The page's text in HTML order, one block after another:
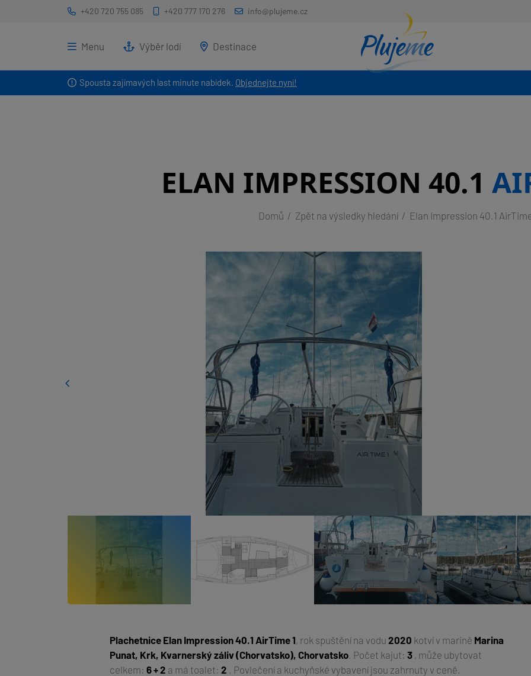
Spousta zajímavých last minute nabídek. Objednejte nyní!
+420 720 755 085 +420 777 170 276 info@plujeme.cz
Menu Výběr lodí Destinace
ELAN IMPRESSION 40.1
Domů Zpět na výsledky hledání Elan Impression 40.1
Plachetnice Elan Impression 40.1 AirTime 1, rok spuštění na vodu2020 kotví v marině Marina
Punat, Krk, Kvarnerský záliv (Chorvatsko), Chorvatsko . Počet kajut:3 , může ubytovat
celkem:6 + 2 a má toalet:2 . Povlečení a kuchyňské vybavení jsou zahrnuty v ceně.